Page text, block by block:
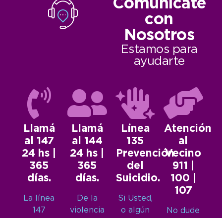
Comunicate
con
Nosotros
Estamos para
ayudarte
Llamá
al 147
24 hs |
365
días.
La línea
147
Llamá
al 144
24 hs |
365
días.
De la
violencia
Línea
135
Prevención
del
Suicidio.
Si Usted,
o algún
Atención
al
Vecino
911 |
100 |
107
No dude